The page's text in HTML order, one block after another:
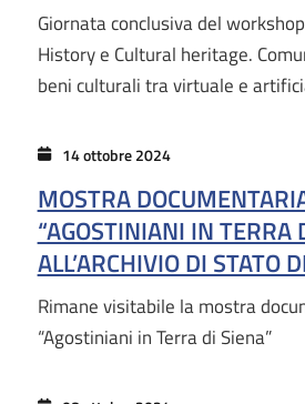
Giornata conclusiva del
History e Cultural heritage.
beni culturali tra virtuale e
14 ottobre 2024
MOSTRA
“AGOSTINIANI IN TERRA
ALL’ARCHIVIO DI STATO
Rimane visitabile la mostra
“Agostiniani in Terra di Siena”